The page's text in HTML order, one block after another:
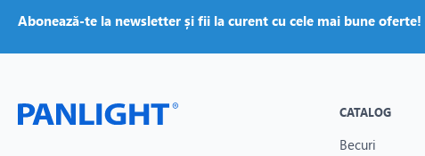
Abonează-te la newsletter și fii la curent cu cele mai bune oferte!
CATALOG
Becuri